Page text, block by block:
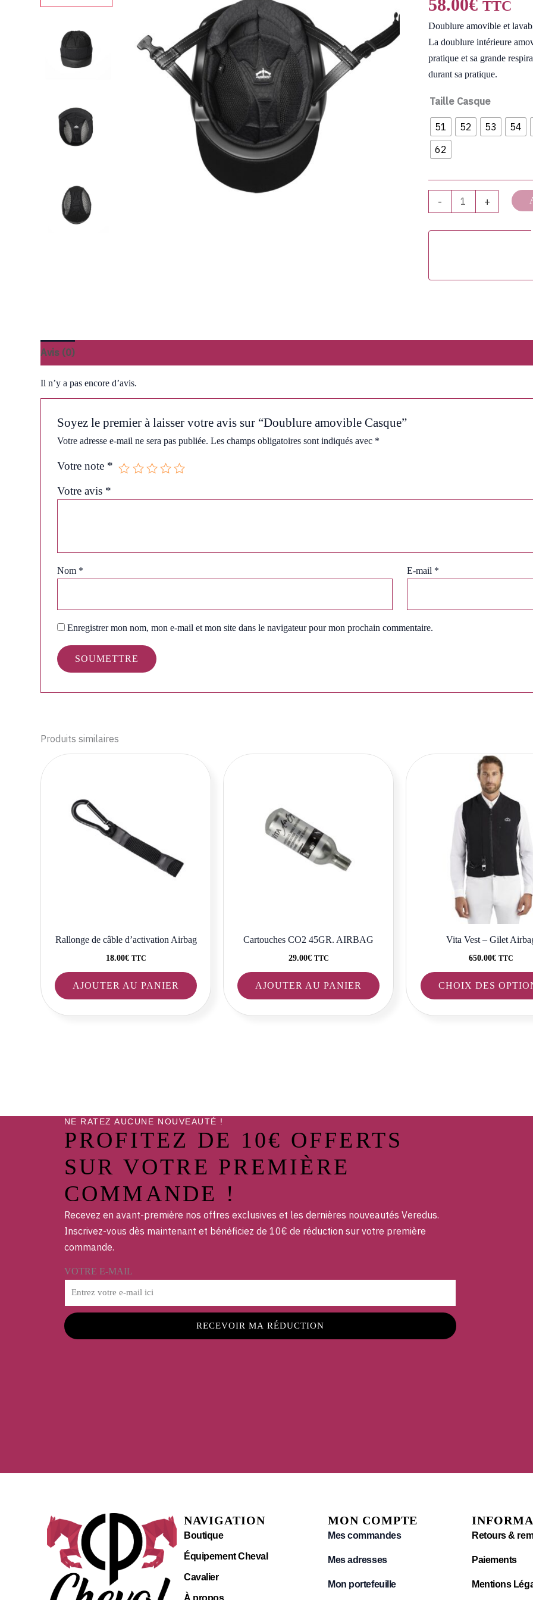
58.00€ TTC
Doublure amovible et
La doublure intérieure
pratique et sa grande
durant sa pratique.
Taille Casque
51 52 53 54
62
-
Casque
+
Avis (0)
Il n’y a pas encore d’avis.
Soyez le premier à laisser votre avis sur “Doublure amovible Casque”
Votre adresse e-mail ne sera pas publiée. Les champs obligatoires sont indiqués avec *
Votre note *
Votre avis *
Nom * E-mail *
Enregistrer mon nom, mon e-mail et mon site dans le navigateur pour mon prochain commentaire.
Produits similaires
Rallonge de câble d’activation Airbag
18.00€ TTC
AJOUTER AU PANIER
Cartouches CO2 45GR. AIRBAG
29.00€ TTC
AJOUTER AU PANIER
Vita Vest – Gilet
650.00€ TTC
CHOIX DES
NE RATEZ AUCUNE NOUVEAUTÉ !
PROFITEZ DE 10€ OFFERTS
SUR VOTRE PREMIÈRE
COMMANDE !
Recevez en avant-première nos offres exclusives et les dernières nouveautés Veredus.
Inscrivez-vous dès maintenant et bénéficiez de 10€ de réduction sur votre première
commande.
VOTRE E-MAIL
RECEVOIR MA RÉDUCTION
NAVIGATION
Boutique
Équipement Cheval
Cavalier
MON COMPTE
Mes commandes
Mes adresses
Mon portefeuille
Retours &
Paiements
Mentions